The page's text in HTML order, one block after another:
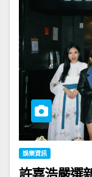
娛樂資訊